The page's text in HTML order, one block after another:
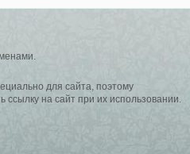
для сайта, поэтому
ссылку на сайт при их использовании.